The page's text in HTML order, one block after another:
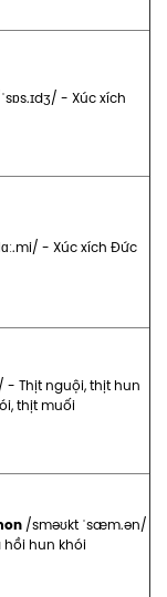
- Xúc xích
- Xúc xích Đức
Thịt nguội, thịt hun
thịt muối
/sməʊkt ˈsæm.ən/
hồi hun khói